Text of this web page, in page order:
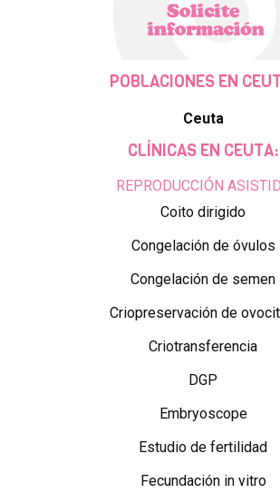
POBLACIONES EN
Ceuta
CLÍNICAS EN CEUTA:
REPRODUCCIÓN
Coito dirigido
Congelación de óvulos
Congelación de semen
Criopreservación de
Criotransferencia
DGP
Embryoscope
Estudio de fertilidad
Fecundación in vitro